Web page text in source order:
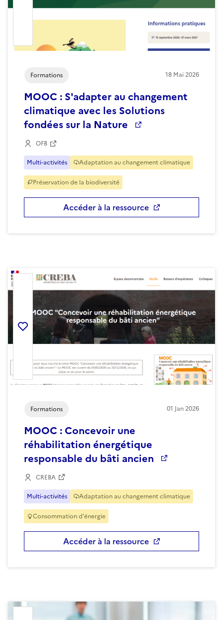
Formations 18 Mai2026
MOOC : S'adapter au changement
climatique avec les Solutions
fondées sur la Nature
OFB
Multi-activités Adaptation au changement climatique
Préservation de la biodiversité
Accéder à la ressource
Formations 01 Jan2026
MOOC : Concevoir une
réhabilitation énergétique
responsable du bâti ancien
CREBA
Multi-activités Adaptation au changement climatique
Consommation d'énergie
Accéder à la ressource
Ajouter la ressource aux favoris